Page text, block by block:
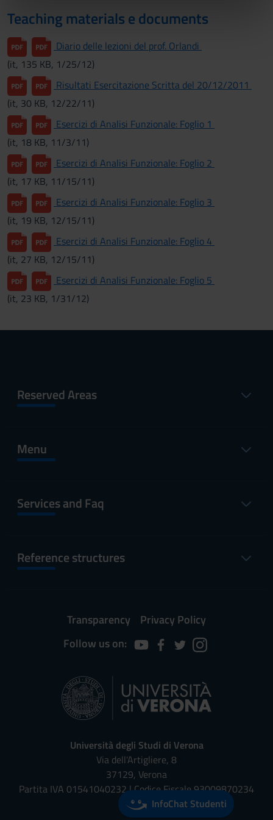
nostri partner che si occupano di analisi dei dati web,
con altre informazioni che hai fornito loro o che hanno
raccolto dal tuo utilizzo dei loro servizi.
Teaching materials e documents
Diario delle lezioni del prof. Orlandi
(it, 135 KB, 1/25/12)
Risultati Esercitazione Scritta del 20/12/2011
(it, 30 KB, 12/22/11)
Esercizi di Analisi Funzionale: Foglio 1
(it, 18 KB, 11/3/11)
Esercizi di Analisi Funzionale: Foglio 2
(it, 17 KB, 11/15/11)
Esercizi di Analisi Funzionale: Foglio 3
(it, 19 KB, 12/15/11)
Esercizi di Analisi Funzionale: Foglio 4
(it, 27 KB, 12/15/11)
Esercizi di Analisi Funzionale: Foglio 5
(it, 23 KB, 1/31/12)
Reserved Areas
Menu
Services and Faq
Reference structures
Transparency
Privacy Policy
Follow us on:
Università degli Studi di Verona
Via dell'Artigliere, 8
37129, Verona
Partita IVA 01541040232 | Codice Fiscale 93009870234
InfoChat Studenti